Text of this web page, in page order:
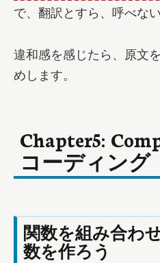
で、翻訳とすら、呼べな
違和感を感じたら、原文
めします。
Chapter5:
コーディング
関数を組み合わ
数を作ろう